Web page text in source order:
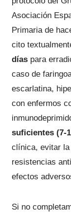
Asociación
Primaria de
cito
días para
caso de
escarlatina,
con enfermos
suficientes (7-
clínica, evitar
resistencias
efectos
Si no